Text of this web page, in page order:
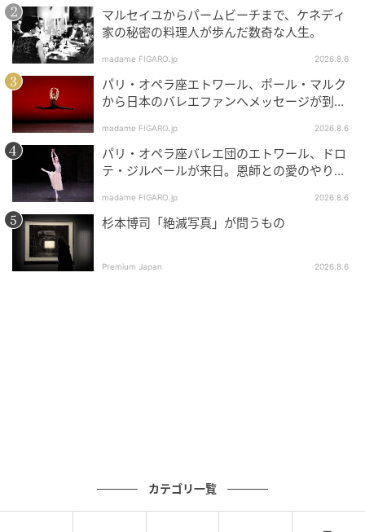
ンラット、ミシェル・コントといった写真家が写し取
った女性たちの姿は、時代性とともに、自立した女性
の普遍的な強さを表現している。
つの革新をテーマ別に展示。金細工職人の家系に生ま
マルセイユからパームビーチまで、ケネディ
家の秘密の料理人が歩んだ数奇な人生。
madame FIGARO.jp 2026.8.6
パリ・オペラ座エトワール、ポール・マルク
から日本のバレエファンへメッセージが到
madame FIGARO.jp 2026.8.6
パリ・オペラ座バレエ団のエトワール、ドロ
テ・ジルベールが来日。恩師との愛のやりと
madame FIGARO.jp 2026.8.6
杉本博司「絶滅写真」が問うもの
Premium Japan 2026.8.6
カテゴリ一覧